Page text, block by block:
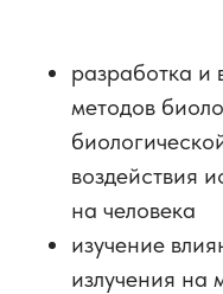
разработка и
методов
воздействия
на человека
изучение
излучения